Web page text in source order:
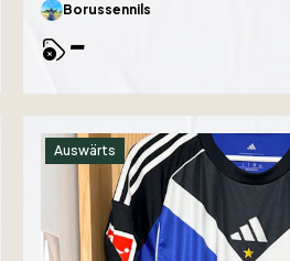
Borussennils
-
Auswärts